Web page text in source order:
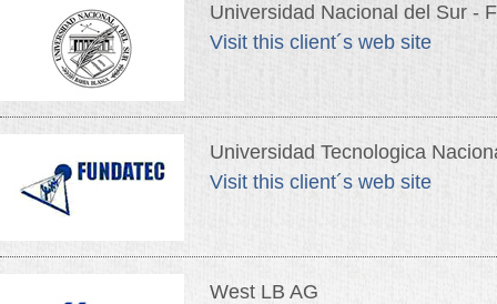
Universidad Nacional del Sur -
Visit this client´s web site
Universidad Tecnologica
Visit this client´s web site
West LB AG